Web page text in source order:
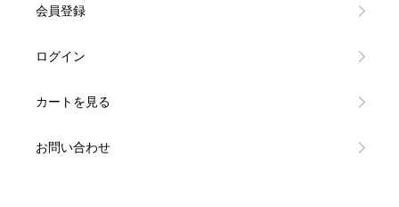
会員登録
ログイン
カートを見る
お問い合わせ